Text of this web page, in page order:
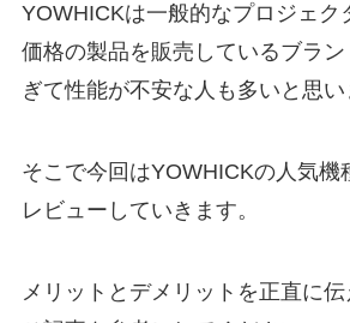
YOWHICKは一般的なプロジェク
価格の製品を販売しているブラ
ぎて性能が不安な人も多いと思い
そこで今回はYOWHICKの人気機
レビューしていきます。
メリットとデメリットを正直に